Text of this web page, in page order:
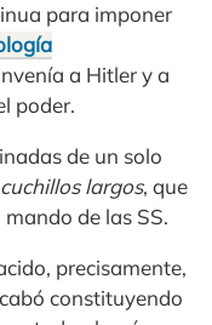
para imponer
a Hitler y a
poder.
de un solo
largos, que
de las SS.
precisamente,
constituyendo